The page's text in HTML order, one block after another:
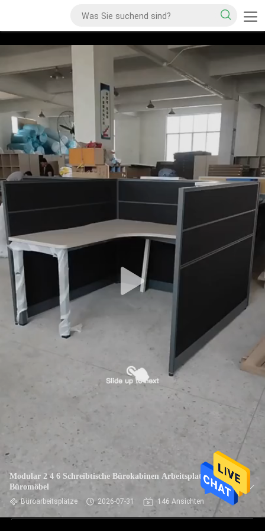
Modular 2 4 6 Schreibtische Bürokabinen Arbeitsplatz
Büromöbel
Büroarbeitsplätze 2026-07-31 146 Ansichten